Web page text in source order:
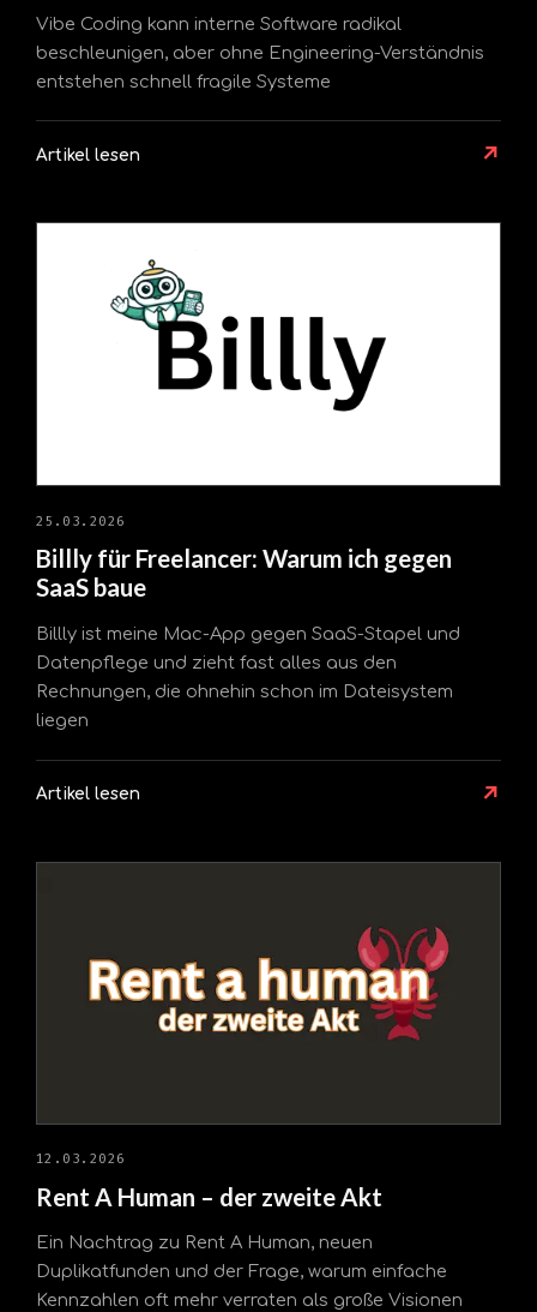
Vibe Coding kann interne Software radikal
beschleunigen, aber ohne Engineering-Verständnis
entstehen schnell fragile Systeme
Artikel lesen ↗
25.03.2026
Billly für Freelancer: Warum ich gegen
SaaS baue
Billly ist meine Mac-App gegen SaaS-Stapel und
Datenpflege und zieht fast alles aus den
Rechnungen, die ohnehin schon im Dateisystem
liegen
Artikel lesen ↗
12.03.2026
Rent A Human – der zweite Akt
Ein Nachtrag zu Rent A Human, neuen
Duplikatfunden und der Frage, warum einfache
Kennzahlen oft mehr verraten als große Visionen